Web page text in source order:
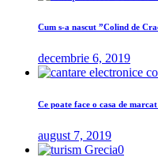
Cum s-a nascut ”Colind de
decembrie 6, 2019
Ce poate face o casa de
august 7, 2019
0